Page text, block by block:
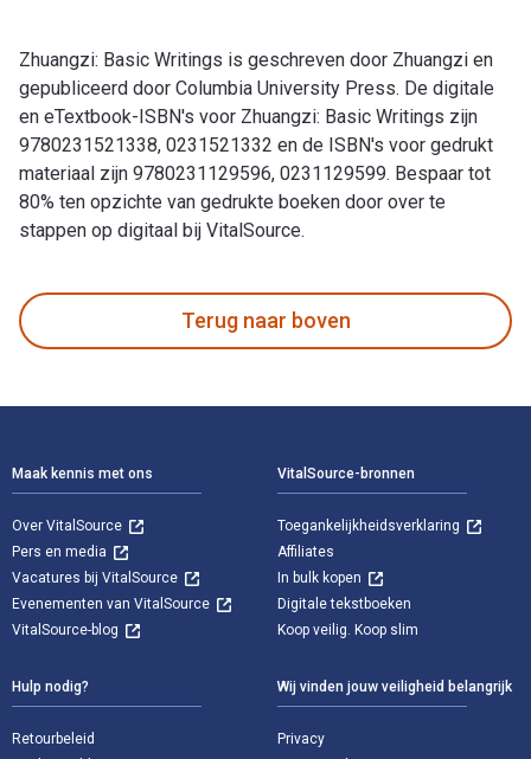
Zhuangzi: Basic Writings is geschreven door Zhuangzi en
gepubliceerd door Columbia University Press. De digitale
en eTextbook-ISBN's voor Zhuangzi: Basic Writings zijn
9780231521338, 0231521332 en de ISBN's voor gedrukt
materiaal zijn 9780231129596, 0231129599. Bespaar tot
80% ten opzichte van gedrukte boeken door over te
stappen op digitaal bij VitalSource.
Terug naar boven
Maak kennis met ons
Over VitalSource
Pers en media
Vacatures bij VitalSource
Evenementen van VitalSource
VitalSource-blog
VitalSource-bronnen
Toegankelijkheidsverklaring
Affiliates
In bulk kopen
Digitale tekstboeken
Koop veilig. Koop slim
Hulp nodig?
Retourbeleid
Wij vinden jouw veiligheid belangrijk
Privacy